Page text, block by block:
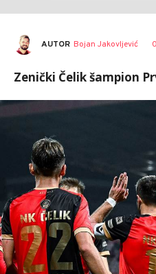
AUTOR Bojan Jakovljević 0
Zenički Čelik šampion